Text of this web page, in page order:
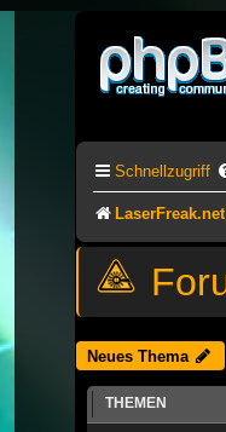
Schnellzugriff
LaserFreak.net
Neues Thema
THEMEN